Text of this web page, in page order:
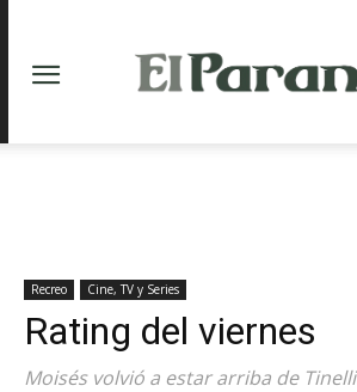
Recreo Cine, TV y Series
Rating del viernes
Moisés volvió a estar arriba de Tinelli